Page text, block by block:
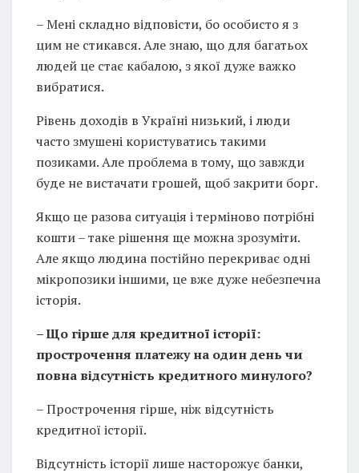
– Мені складно відповісти, бо особисто я з
цим не стикався. Але знаю, що для багатьох
людей це стає кабалою, з якої дуже важко
вибратися.
Рівень доходів в Україні низький, і люди
часто змушені користуватись такими
позиками. Але проблема в тому, що завжди
буде не вистачати грошей, щоб закрити борг.
Якщо це разова ситуація і терміново потрібні
кошти – таке рішення ще можна зрозуміти.
Але якщо людина постійно перекриває одні
мікропозики іншими, це вже дуже небезпечна
історія.
– Що гірше для кредитної історії:
прострочення платежу на один день чи
повна відсутність кредитного минулого?
– Прострочення гірше, ніж відсутність
кредитної історії.
Відсутність історії лише насторожує банки,